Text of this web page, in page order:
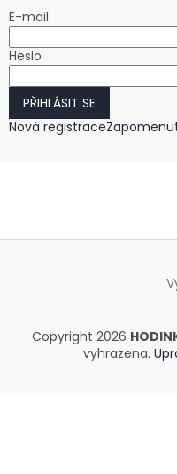
E-mail
Heslo
PŘIHLÁSIT SE
Nová registrace
Copyright 2026
vyhrazena.